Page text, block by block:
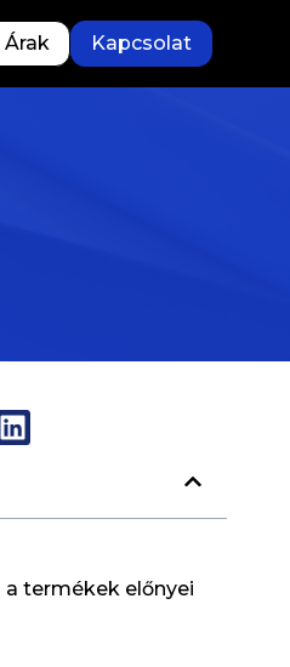
Árak Kapcsolat
termékek előnyei